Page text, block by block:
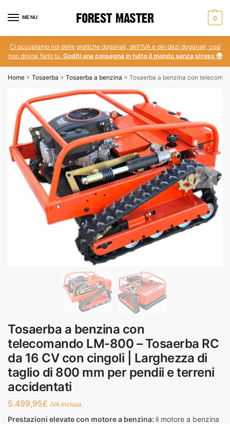
MENU 0
Ci occupiamo noi delle pratiche doganali, dell'IVA e dei dazi doganali, così
non dovrai farlo tu. Goditi una consegna in tutto il mondo senza stress 🌍
Home > Tosaerba > Tosaerba a benzina > Tosaerba a benzina con
Tosaerba a benzina con
telecomando LM-800 – Tosaerba RC
da 16 CV con cingoli | Larghezza di
taglio di 800 mm per pendii e terreni
accidentati
5.499,95£ IVA inclusa
Prestazioni elevate con motore a benzina: il motore a benzina